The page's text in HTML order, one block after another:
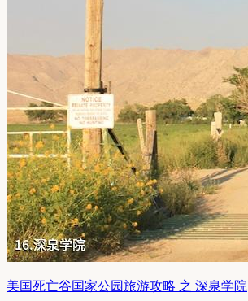
美国死亡谷国家公园旅游攻略 之 深泉学院